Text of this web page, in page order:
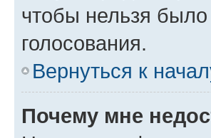
чтобы нельзя
голосования.
Вернуться к
Почему мне